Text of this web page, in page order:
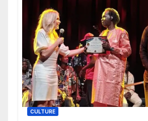
CULTURE